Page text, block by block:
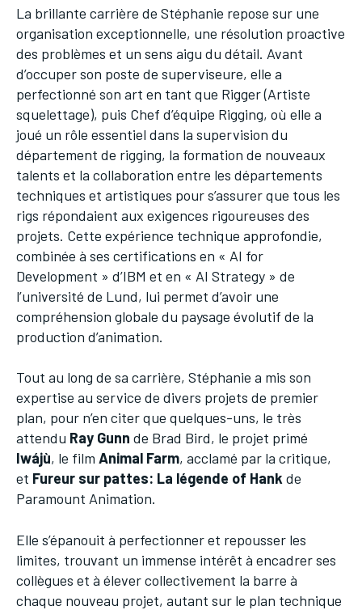
La brillante carrière de Stéphanie repose sur une
organisation exceptionnelle, une résolution proactive
des problèmes et un sens aigu du détail. Avant
d’occuper son poste de superviseure, elle a
perfectionné son art en tant que Rigger (Artiste
squelettage), puis Chef d’équipe Rigging, où elle a
joué un rôle essentiel dans la supervision du
département de rigging, la formation de nouveaux
talents et la collaboration entre les départements
techniques et artistiques pour s’assurer que tous les
rigs répondaient aux exigences rigoureuses des
projets. Cette expérience technique approfondie,
combinée à ses certifications en « AI for
Development » d’IBM et en « AI Strategy » de
l’université de Lund, lui permet d’avoir une
compréhension globale du paysage évolutif de la
production d’animation.
Tout au long de sa carrière, Stéphanie a mis son
expertise au service de divers projets de premier
plan, pour n’en citer que quelques-uns, le très
attendu Ray Gunn de Brad Bird, le projet primé
Iwájù, le film Animal Farm, acclamé par la critique,
et Fureur sur pattes: La légende of Hankde
Paramount Animation.
Elle s’épanouit à perfectionner et repousser les
limites, trouvant un immense intérêt à encadrer ses
collègues et à élever collectivement la barre à
chaque nouveau projet, autant sur le plan technique